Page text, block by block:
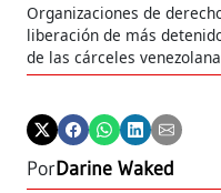
Organizaciones de
liberación de más
de las cárceles
PorDarine Waked